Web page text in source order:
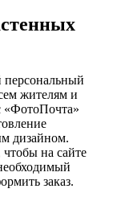
персональный
жителям и
«ФотоПочта»
дизайном.
на сайте
заказ.